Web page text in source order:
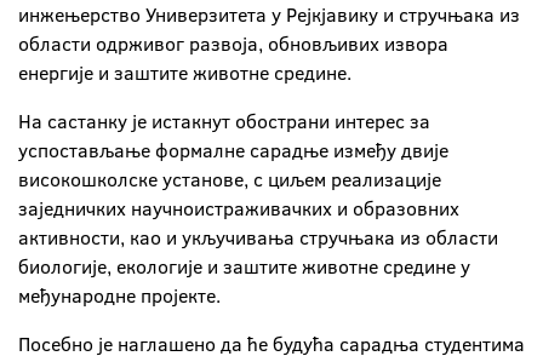
инжењерство Универзитета у Рејкјавику и стручњака из
области одрживог развоја, обновљивих извора
енергије и заштите животне средине.
На састанку је истакнут обострани интерес за
успостављање формалне сарадње између двије
високошколске установе, с циљем реализације
заједничких научноистраживачких и образовних
активности, као и укључивања стручњака из области
биологије, екологије и заштите животне средине у
међународне пројекте.
Посебно је наглашено да ће будућа сарадња студентима